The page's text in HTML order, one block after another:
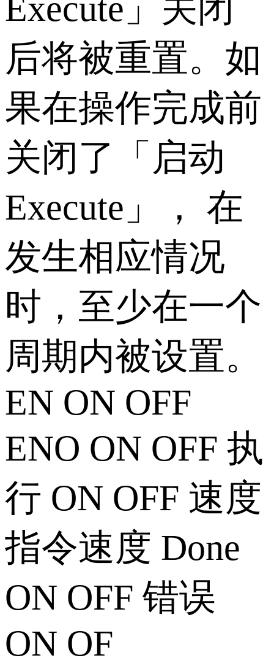
Execute」关闭
后将被重置。如
果在操作完成前
关闭了「启动
Execute」， 在
发生相应情况
时，至少在一个
周期内被设置。
EN ON OFF
ENO ON OFF 执
行 ON OFF 速度
指令速度 Done
ON OFF 错误
ON OF